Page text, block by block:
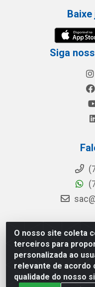
O nosso site coleta
terceiros para
personalizada ao
relevante de acordo
qualidade do nosso
Siga
Mercante
Feira de